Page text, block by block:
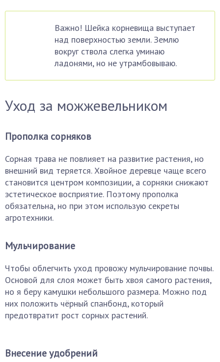
Важно! Шейка корневища выступает
над поверхностью земли. Землю
вокруг ствола слегка уминаю
ладонями, но не утрамбовываю.
Уход за можжевельником
Прополка сорняков
Сорная трава не повлияет на развитие растения, но
внешний вид теряется. Хвойное деревце чаще всего
становится центром композиции, а сорняки снижают
эстетическое восприятие. Поэтому прополка
обязательна, но при этом использую секреты
агротехники.
Мульчирование
Чтобы облегчить уход провожу мульчирование почвы.
Основой для слоя может быть хвоя самого растения,
но я беру камушки небольшого размера. Можно под
них положить чёрный спанбонд, который
предотвратит рост сорных растений.
Внесение удобрений